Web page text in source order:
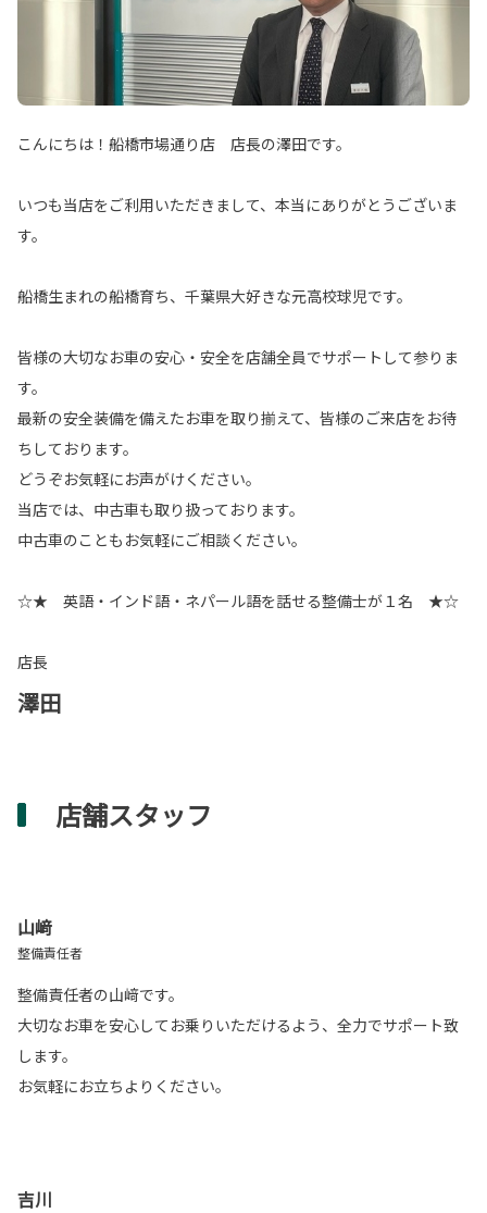
こんにちは！船橋市場通り店 店長の澤田です。
いつも当店をご利用いただきまして、本当にありがとうございま
す。
船橋生まれの船橋育ち、千葉県大好きな元高校球児です。
皆様の大切なお車の安心・安全を店舗全員でサポートして参りま
す。
最新の安全装備を備えたお車を取り揃えて、皆様のご来店をお待
ちしております。
どうぞお気軽にお声がけください。
当店では、中古車も取り扱っております。
中古車のこともお気軽にご相談ください。
☆★ 英語・インド語・ネパール語を話せる整備士が１名 ★☆
店長
澤田
店舗スタッフ
山﨑
整備責任者
整備責任者の山﨑です。
大切なお車を安心してお乗りいただけるよう、全力でサポート致
します。
お気軽にお立ちよりください。
吉川